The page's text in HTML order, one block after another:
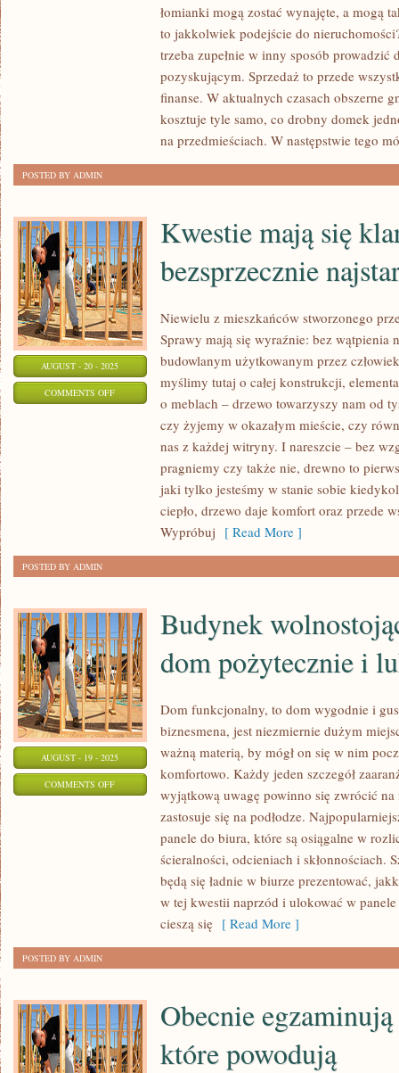
PRZYDOMOWYCH
TARASACH
UKŁADANO
ZAZWYCZAJ
MROZOODPORNE
łomianki mogą zostać wynajęte, a mogą
to jakkolwiek podejście do
trzeba zupełnie w inny sposób
pozyskującym. Sprzedaż to przede
finanse. W aktualnych czasach obszerne
kosztuje tyle samo, co drobny domek
na przedmieściach. W następstwie tego
POSTED BY ADMIN
AUGUST - 20 - 2025
COMMENTS OFFON
NAJSTARSZYM
Kwestie mają się
bezsprzecznie
Niewielu z mieszkańców stworzonego
Sprawy mają się wyraźnie: bez wątpienia
budowlanym użytkowanym przez
myślimy tutaj o całej konstrukcji,
o meblach – drzewo towarzyszy nam od
czy żyjemy w okazałym mieście, czy
nas z każdej witryny. I nareszcie – bez
pragniemy czy także nie, drewno to
jaki tylko jesteśmy w stanie sobie
ciepło, drzewo daje komfort oraz przede
Wypróbuj [ Read More ]
POSTED BY ADMIN
AUGUST - 19 - 2025
COMMENTS OFFON
POŻYTECZNIE
Budynek
dom pożytecznie i
Dom funkcjonalny, to dom wygodnie i
biznesmena, jest niezmiernie dużym
ważną materią, by mógł on się w nim
komfortowo. Każdy jeden szczegół
wyjątkową uwagę powinno się zwrócić
zastosuje się na podłodze.
panele do biura, które są osiągalne w
ścieralności, odcieniach i skłonnościach.
będą się ładnie w biurze prezentować,
w tej kwestii naprzód i ulokować w
cieszą się [ Read More ]
POSTED BY ADMIN
Obecnie
które powodują